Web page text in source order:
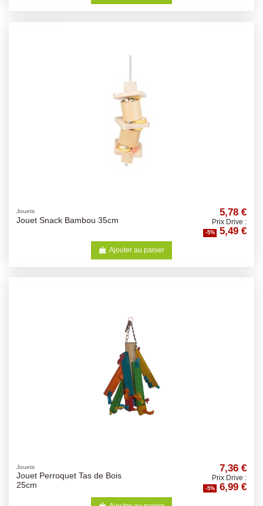
Jouets
Jouet Snack Bambou 35cm
5,78 €
Prix Drive :
-5% 5,49 €
Ajouter au panier
Jouets
Jouet Perroquet Tas de Bois
25cm
7,36 €
Prix Drive :
-5% 6,99 €